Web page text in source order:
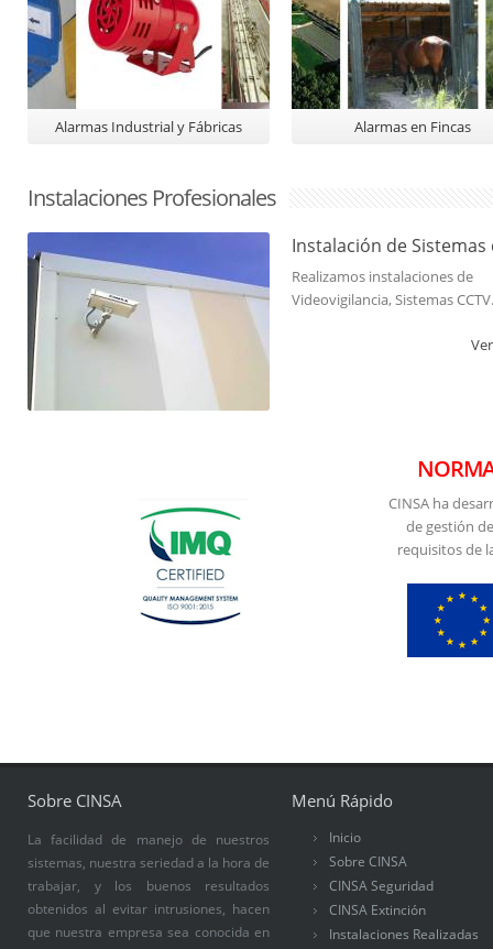
Alarmas Industrial y Fábricas Alarmas en Fincas
Instalaciones Profesionales
Instalación de Sistemas
Realizamos instalaciones de
Videovigilancia, Sistemas CCTV.
CINSA ha
de gestión
requisitos de
Sobre CINSA
La facilidad de manejo de nuestros
sistemas, nuestra seriedad a la hora de
trabajar, y los buenos resultados
obtenidos al evitar intrusiones, hacen
que nuestra empresa sea conocida en
Menú Rápido
Inicio
Sobre CINSA
CINSA Seguridad
CINSA Extinción
Instalaciones Realizadas